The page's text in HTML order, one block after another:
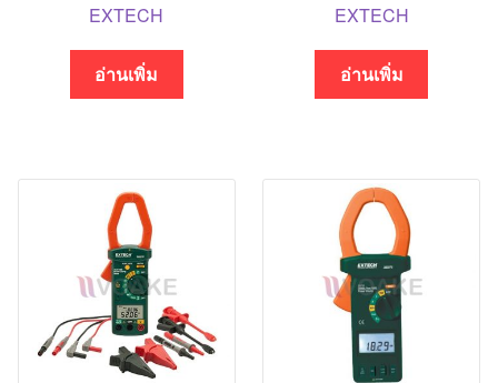
EXTECH
อ่านเพิ่ม
EXTECH
อ่านเพิ่ม